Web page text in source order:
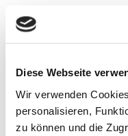
Diese Webseite
Wir verwenden
personalisieren,
zu können und die
28. Februar –
Es war einmal ein
Felsen. Der Baum war
Er hatte den
tief in die Flanken